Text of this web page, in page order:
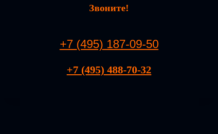
Звоните!
+7 (495) 187-09-50
+7 (495) 488-70-32